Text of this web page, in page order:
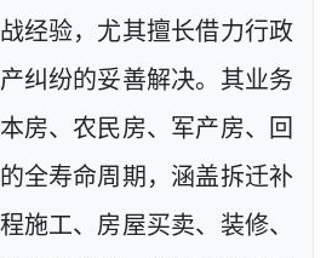
经验，尤其擅长借力行政
纠纷的妥善解决。其业务
房、农民房、军产房、回
全寿命周期，涵盖拆迁补
施工、房屋买卖、装修、